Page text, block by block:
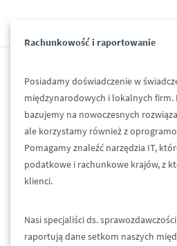
Rachunkowość i raportowanie
Posiadamy doświadczenie w
międzynarodowych i lokalnych firm.
bazujemy na nowoczesnych
ale korzystamy również z
Pomagamy znaleźć narzędzia IT,
podatkowe i rachunkowe krajów, z
klienci.
Nasi specjaliści ds.
raportują dane setkom naszych